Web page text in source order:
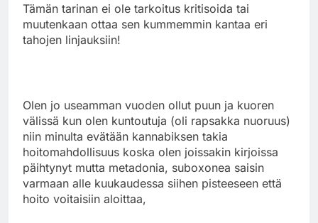
Tämän tarinan ei ole tarkoitus kritisoida tai
muutenkaan ottaa sen kummemmin kantaa eri
tahojen linjauksiin!
Olen jo useamman vuoden ollut puun ja kuoren
välissä kun olen kuntoutuja (oli rapsakka nuoruus)
niin minulta evätään kannabiksen takia
hoitomahdollisuus koska olen joissakin kirjoissa
päihtynyt mutta metadonia, suboxonea saisin
varmaan alle kuukaudessa siihen pisteeseen että
hoito voitaisiin aloittaa,